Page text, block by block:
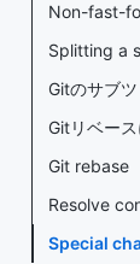
Non-fast-
Splitting a
Gitのサブ
Gitリベー
Git rebase
Resolve
Special